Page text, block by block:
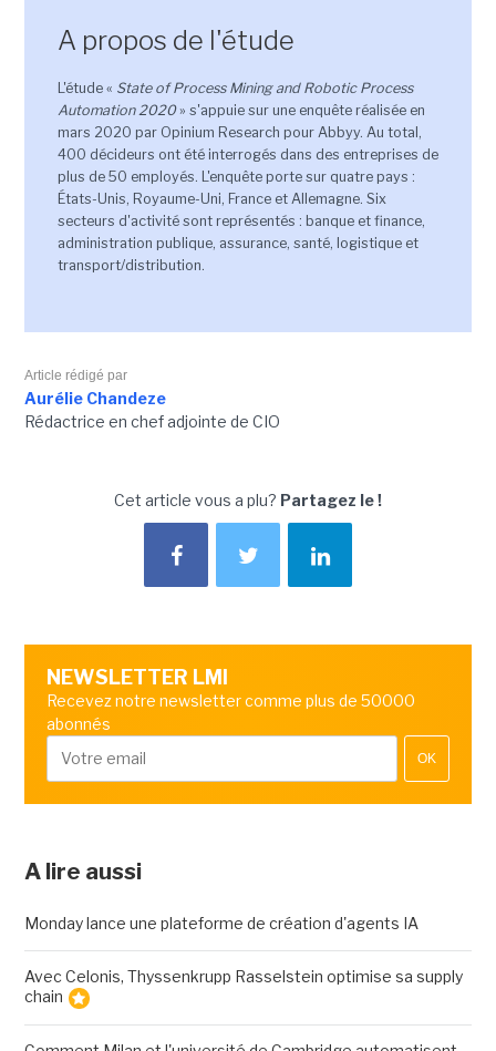
A propos de l'étude
L'étude « State of Process Mining and Robotic Process
Automation 2020» s'appuie sur une enquête réalisée en
mars 2020 par Opinium Research pour Abbyy. Au total,
400 décideurs ont été interrogés dans des entreprises de
plus de 50 employés. L'enquête porte sur quatre pays :
États-Unis, Royaume-Uni, France et Allemagne. Six
secteurs d'activité sont représentés : banque et finance,
administration publique, assurance, santé, logistique et
transport/distribution.
Article rédigé par
Aurélie Chandeze
Rédactrice en chef adjointe de CIO
Cet article vous a plu? Partagez le !
NEWSLETTER LMI
Recevez notre newsletter comme plus de 50000
abonnés
OK
A lire aussi
Monday lance une plateforme de création d'agents IA
Avec Celonis, Thyssenkrupp Rasselstein optimise sa supply
chain